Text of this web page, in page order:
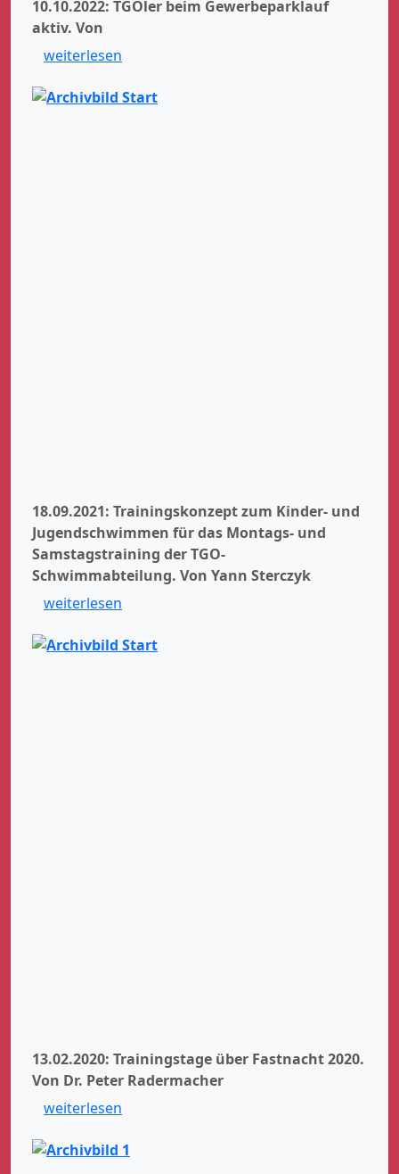
10.10.2022: TGOler beim Gewerbeparklauf
aktiv. Von
weiterlesen
18.09.2021: Trainingskonzept zum Kinder- und
Jugendschwimmen für das Montags- und
Samstagstraining der TGO-
Schwimmabteilung. Von Yann Sterczyk
weiterlesen
13.02.2020: Trainingstage über Fastnacht 2020.
Von Dr. Peter Radermacher
weiterlesen